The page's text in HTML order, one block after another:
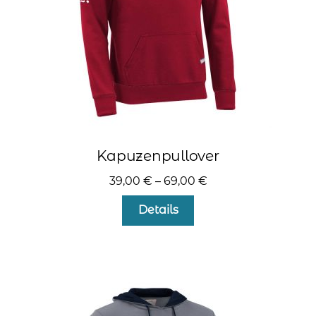
Produktseite
gewählt
werden
Kapuzenpullover
39,00 € – 69,00 €
Details
Die